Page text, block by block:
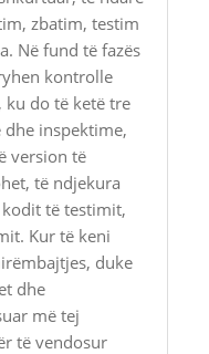
zbatim, testim
Në fund të fazës
kontrolle
ku do të ketë tre
inspektime,
version të
të ndjekura
të testimit,
Kur të keni
duke
dhe
më tej
të vendosur